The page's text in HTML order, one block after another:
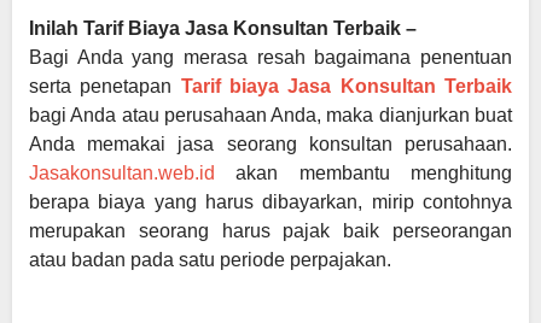
Inilah Tarif Biaya Jasa Konsultan Terbaik –
Bagi Anda yang merasa resah bagaimana penentuan
serta penetapan Tarif biaya Jasa Konsultan Terbaik
bagi Anda atau perusahaan Anda, maka dianjurkan buat
Anda memakai jasa seorang konsultan perusahaan.
Jasakonsultan.web.id
akan membantu menghitung
berapa biaya yang harus dibayarkan, mirip contohnya
merupakan seorang harus pajak baik perseorangan
atau badan pada satu periode perpajakan.